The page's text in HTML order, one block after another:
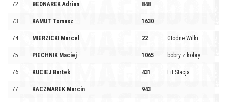
72 BEDNAREK Adrian 848
73 KAMUT Tomasz 1630
74 MIERZICKI Marcel 22 Głodne Wilki
75 PIECHNIK Maciej 1065 bobry z kobry
76 KUCIEJ Bartek 431 Fit Stacja
77 KACZMAREK Marcin 943